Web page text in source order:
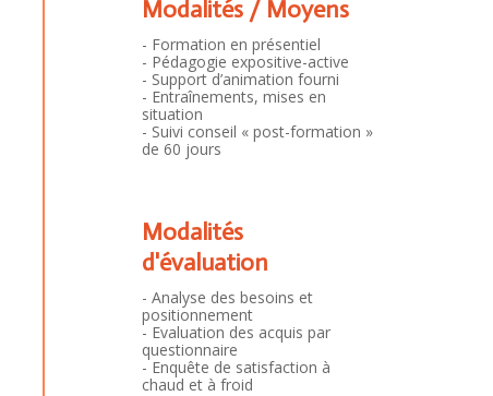
Modalités / Moyens
- Formation en présentiel
- Pédagogie expositive-active
- Support d’animation fourni
- Entraînements, mises en
situation
- Suivi conseil « post-formation »
de 60 jours
Modalités
d'évaluation
- Analyse des besoins et
positionnement
- Evaluation des acquis par
questionnaire
- Enquête de satisfaction à
chaud et à froid